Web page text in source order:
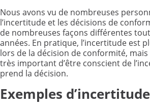
Nous avons vu de nombreuses
l’incertitude et les décisions de
de nombreuses façons différentes
années. En pratique, l’incertitude est
lors de la décision de conformité,
très important d’être conscient de
prend la décision.
Exemples d’incertitude